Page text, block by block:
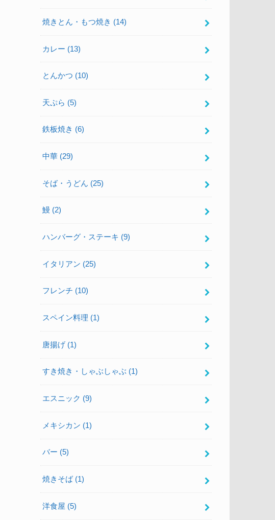
焼きとん・もつ焼き (14)
カレー (13)
とんかつ (10)
天ぷら (5)
鉄板焼き (6)
中華 (29)
そば・うどん (25)
鰻 (2)
ハンバーグ・ステーキ (9)
イタリアン (25)
フレンチ (10)
スペイン料理 (1)
唐揚げ (1)
すき焼き・しゃぶしゃぶ (1)
エスニック (9)
メキシカン (1)
バー (5)
焼きそば (1)
洋食屋 (5)